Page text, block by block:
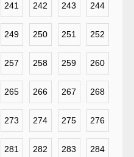
241 242 243 244
249 250 251 252
257 258 259 260
265 266 267 268
273 274 275 276
281 282 283 284